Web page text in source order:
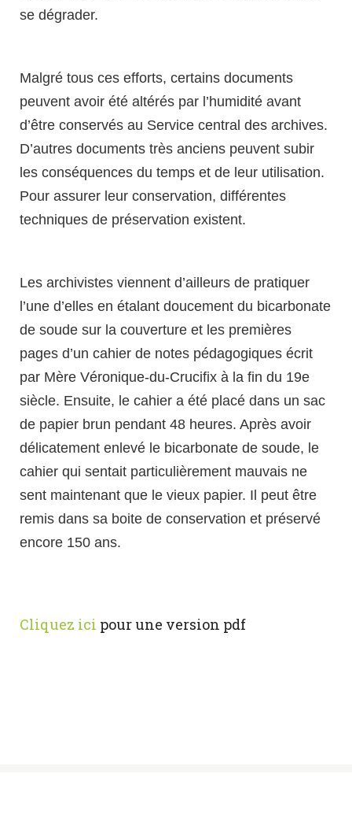
se dégrader.
Malgré tous ces efforts, certains documents
peuvent avoir été altérés par l’humidité avant
d’être conservés au Service central des archives.
D’autres documents très anciens peuvent subir
les conséquences du temps et de leur utilisation.
Pour assurer leur conservation, différentes
techniques de préservation existent.
Les archivistes viennent d’ailleurs de pratiquer
l’une d’elles en étalant doucement du bicarbonate
de soude sur la couverture et les premières
pages d’un cahier de notes pédagogiques écrit
par Mère Véronique-du-Crucifix à la fin du 19e
siècle. Ensuite, le cahier a été placé dans un sac
de papier brun pendant 48 heures. Après avoir
délicatement enlevé le bicarbonate de soude, le
cahier qui sentait particulièrement mauvais ne
sent maintenant que le vieux papier. Il peut être
remis dans sa boite de conservation et préservé
encore 150 ans.
Cliquez ici pour une version pdf